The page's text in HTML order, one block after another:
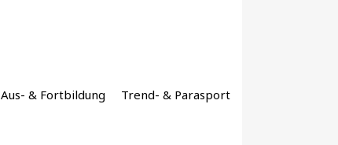
Aus- & Fortbildung Trend- & Parasport